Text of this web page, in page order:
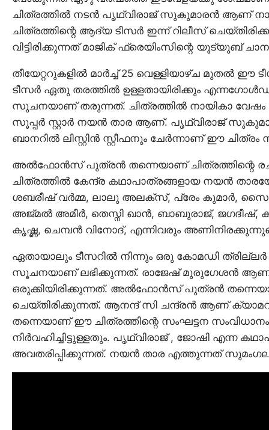
ചിത്രത്തിൽ നടൻ പൃഥ്വിരാജ് സുകുമാരൻ ആണ്
ചിത്രത്തിന്റെ ആദ്യ ടീസർ ഇന്ന് റിലീസ്
വിട്ടിരിക്കുന്നത് മാജിക് ഫ്രെയിംസിന്റെ യൂട്യൂബ്
തീയേറ്ററുകളിൽ മാർച്ച് 25 വെള്ളിയാഴ്ച മുതൽ ഈ
ടീസർ ഏതു തരത്തിൽ ഉള്ളതായിരിക്കും
സൂചനയാണ് തരുന്നത്. ചിത്രത്തിൽ നായികാ വേഷം
സൂപ്പർ സ്റ്റാർ നയൻ താര ആണ്. പൃഥ്വിരാജ്
ബാനറിൽ ലിസ്റ്റിൻ സ്റ്റീഫനും ചേർന്നാണ് ഈ ചിത്രം
അൽഫോൻസ് പുത്രൻ തന്നെയാണ് ചിത്രത്തിന്റെ രചന
ചിത്രത്തിൽ കേന്ദ്ര കഥാപാത്രങ്ങളായ നയൻ
ശബരീഷ് വർമ്മ, ലാലു അലക്സ്, പ്രേം കുമാർ,
അജ്മൽ അമീർ, തെസ്നി ഖാൻ, ബാബുരാജ്, ജഗദീഷ്,
കൃഷ്ണ, ചെമ്പൻ വിനോദ്, എന്നിവരും
ഏതായാലും ടീസറിൽ നിന്നും ഒരു കോമഡി
സൂചനയാണ് ലഭിക്കുന്നത്. രാജേഷ് മുരുഗേശൻ ആണ്
ഒരുക്കിയിരിക്കുന്നത്. അൽഫോൻസ് പുത്രൻ
ചെയ്തിരിക്കുന്നത്. ആനന്ദ് സി ചന്ദ്രൻ ആണ്
തന്നെയാണ് ഈ ചിത്രത്തിന്റെ സംഘട്ടന
നിർവഹിച്ചിട്ടുള്ളതും. പൃഥ്വിരാജ് , ജോഷി എന്ന
അവതരിപ്പിക്കുന്നത്. നയൻ താര എത്തുന്നത്